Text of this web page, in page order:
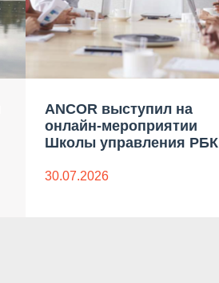
ANCOR выступил на
онлайн-мероприятии
Школы управления РБК
30.07.2026